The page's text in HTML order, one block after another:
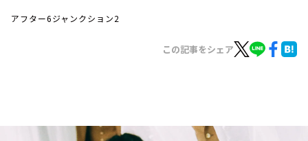
イベント・グッズ
アフター6ジャンクション2
この記事をシェア